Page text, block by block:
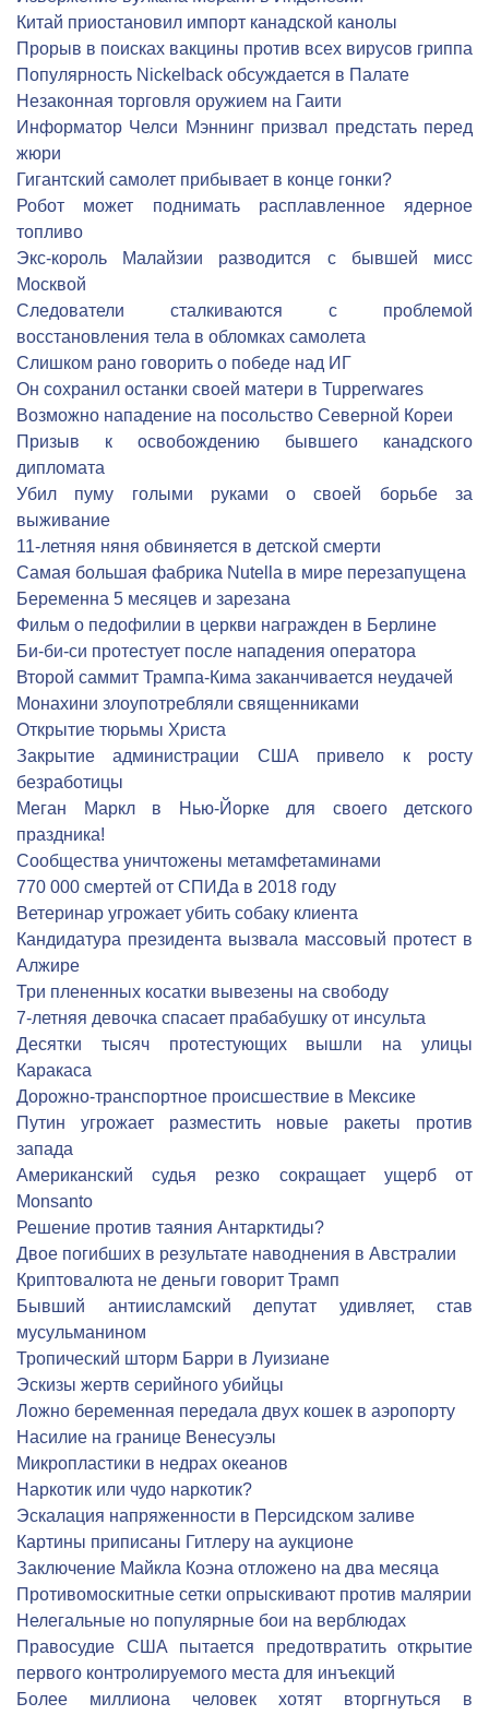
Китай приостановил импорт канадской канолы
Прорыв в поисках вакцины против всех вирусов гриппа
Популярность Nickelback обсуждается в Палате
Незаконная торговля оружием на Гаити
Информатор Челси Мэннинг призвал предстать перед
жюри
Гигантский самолет прибывает в конце гонки?
Робот может поднимать расплавленное ядерное
топливо
Экс-король Малайзии разводится с бывшей мисс
Москвой
Следователи сталкиваются с проблемой
восстановления тела в обломках самолета
Слишком рано говорить о победе над ИГ
Он сохранил останки своей матери в Tupperwares
Возможно нападение на посольство Северной Кореи
Призыв к освобождению бывшего канадского
дипломата
Убил пуму голыми руками о своей борьбе за
выживание
11-летняя няня обвиняется в детской смерти
Самая большая фабрика Nutella в мире перезапущена
Беременна 5 месяцев и зарезана
Фильм о педофилии в церкви награжден в Берлине
Би-би-си протестует после нападения оператора
Второй саммит Трампа-Кима заканчивается неудачей
Монахини злоупотребляли священниками
Открытие тюрьмы Христа
Закрытие администрации США привело к росту
безработицы
Меган Маркл в Нью-Йорке для своего детского
праздника!
Сообщества уничтожены метамфетаминами
770 000 смертей от СПИДа в 2018 году
Ветеринар угрожает убить собаку клиента
Кандидатура президента вызвала массовый протест в
Алжире
Три плененных косатки вывезены на свободу
7-летняя девочка спасает прабабушку от инсульта
Десятки тысяч протестующих вышли на улицы
Каракаса
Дорожно-транспортное происшествие в Мексике
Путин угрожает разместить новые ракеты против
запада
Американский судья резко сокращает ущерб от
Monsanto
Решение против таяния Антарктиды?
Двое погибших в результате наводнения в Австралии
Криптовалюта не деньги говорит Трамп
Бывший антиисламский депутат удивляет, став
мусульманином
Тропический шторм Барри в Луизиане
Эскизы жертв серийного убийцы
Ложно беременная передала двух кошек в аэропорту
Насилие на границе Венесуэлы
Микропластики в недрах океанов
Наркотик или чудо наркотик?
Эскалация напряженности в Персидском заливе
Картины приписаны Гитлеру на аукционе
Заключение Майкла Коэна отложено на два месяца
Противомоскитные сетки опрыскивают против малярии
Нелегальные но популярные бои на верблюдах
Правосудие США пытается предотвратить открытие
первого контролируемого места для инъекций
Более миллиона человек хотят вторгнуться в